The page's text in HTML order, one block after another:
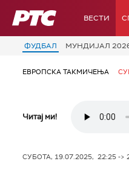
РТС ВЕСТИ
ФУДБАЛ МУНДИЈАЛ
ЕВРОПСКА ТАКМИЧЕЊА
Читај ми!
СУБОТА, 19.07.2025, 22:25 ->